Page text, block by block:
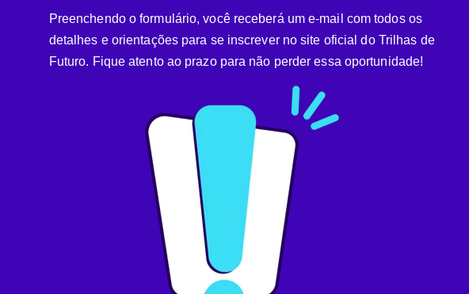
Preenchendo o formulário, você receberá um e-mail com todos os
detalhes e orientações para se inscrever no site oficial do Trilhas de
Futuro. Fique atento ao prazo para não perder essa oportunidade!